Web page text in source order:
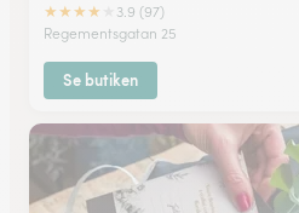
★★★★
3.9 (97)
Regementsgatan 25
Se butiken